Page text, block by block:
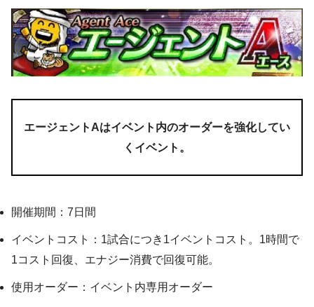
エージェントAはイベント内のオーダーを強化してい
くイベント。
開催期間：7日間
イベントコスト：1試合につき1イベントコスト。1時間で
1コスト回復、エナジー消費で回復可能。
使用オーダー：イベント内専用オーダー